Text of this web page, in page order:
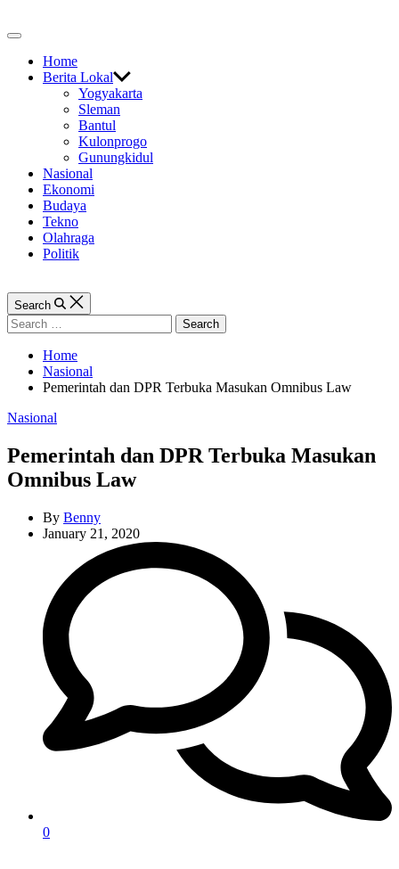
to
Off
CanvasHome
Berita Lokal
Yogyakarta
Sleman
Bantul
Kulonprogo
Gunungkidul
Nasional
Ekonomi
Budaya
Tekno
Olahraga
Politik
Search
Search
for:
Home
Nasional
Pemerintah dan DPR Terbuka Masukan Omnibus Law
Categories
Nasional
Pemerintah dan DPR Terbuka Masukan
Omnibus Law
By Benny
January 21, 2020
0